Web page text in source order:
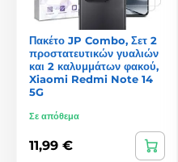
Πακέτο JP Combo, Σετ 2
προστατευτικών γυαλιών
και 2 καλυμμάτων φακού,
Xiaomi Redmi Note 14
5G
Σε απόθεμα
11,99 €